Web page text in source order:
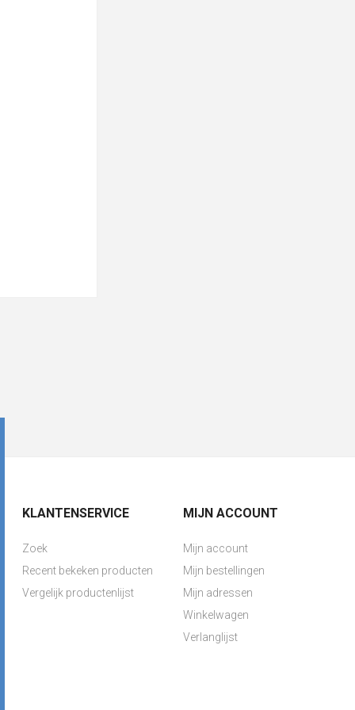
KLANTENSERVICE
Zoek
Recent bekeken producten
Vergelijk productenlijst
MIJN ACCOUNT
Mijn account
Mijn bestellingen
Mijn adressen
Winkelwagen
Verlanglijst